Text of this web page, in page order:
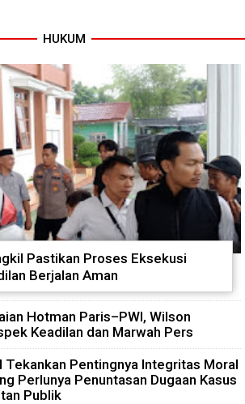
HUKUM
Pastikan Proses Eksekusi
Berjalan Aman
Hotman Paris–PWI, Wilson
Keadilan dan Marwah Pers
Tekankan Pentingnya Integritas Moral
Perlunya Penuntasan Dugaan Kasus
Publik